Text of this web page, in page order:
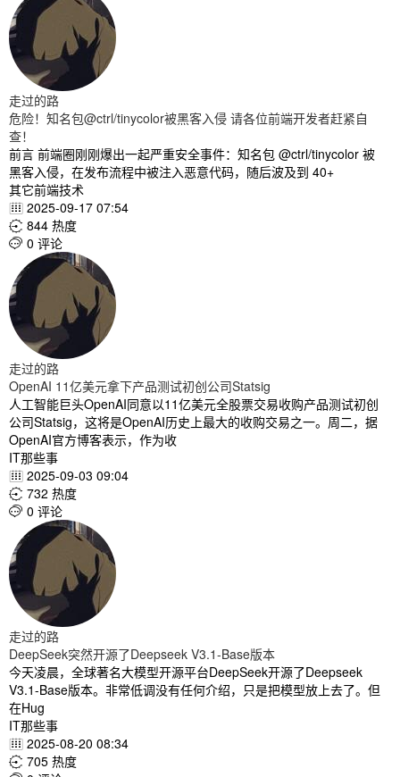
走过的路
危险！知名包@ctrl/tinycolor被黑客入侵 请各位前端开发者赶紧自
查！
前言 前端圈刚刚爆出一起严重安全事件：知名包 @ctrl/tinycolor 被
黑客入侵，在发布流程中被注入恶意代码，随后波及到 40+
其它前端技术
 2025-09-17 07:54
 844 热度
 0 评论
走过的路
OpenAI 11亿美元拿下产品测试初创公司Statsig
人工智能巨头OpenAI同意以11亿美元全股票交易收购产品测试初创
公司Statsig，这将是OpenAI历史上最大的收购交易之一。周二，据
OpenAI官方博客表示，作为收
IT那些事
 2025-09-03 09:04
 732 热度
 0 评论
走过的路
DeepSeek突然开源了Deepseek V3.1-Base版本
今天凌晨，全球著名大模型开源平台DeepSeek开源了Deepseek
V3.1-Base版本。非常低调没有任何介绍，只是把模型放上去了。但
在Hug
IT那些事
 2025-08-20 08:34
 705 热度